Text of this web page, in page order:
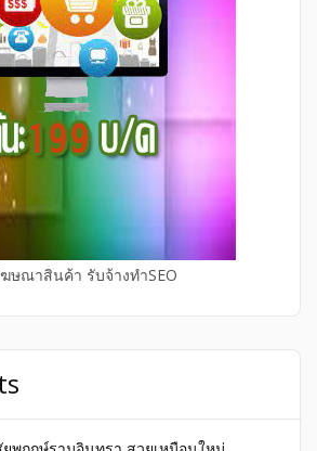
ษณาสินค้า รับจ้างทำSEO